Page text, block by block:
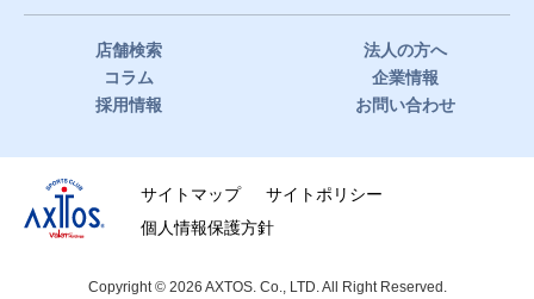
店舗検索
法人の方へ
コラム
企業情報
採用情報
お問い合わせ
サイトマップ
サイトポリシー
個人情報保護方針
Copyright © 2026 AXTOS. Co., LTD. All Right Reserved.